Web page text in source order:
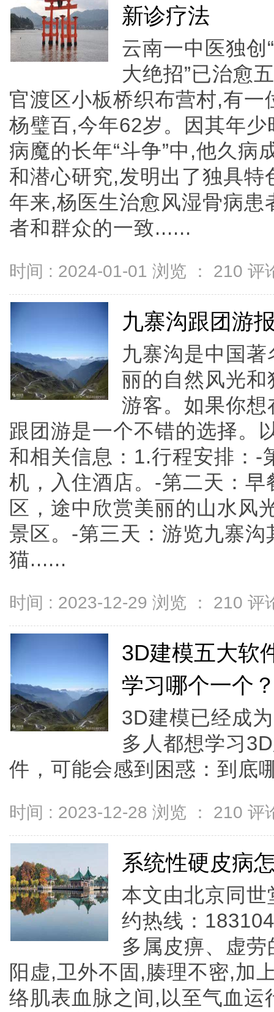
新诊疗法
云南一中医独创
大绝招”已治愈
官渡区小板桥织布营村,有
杨璧百,今年62岁。因其年
病魔的长年“斗争”中,他久病
和潜心研究,发明出了独具
年来,杨医生治愈风湿骨病
者和群众的一致......
时间 : 2024-01-01 浏览 ： 210 评
九寨沟跟团游
九寨沟是中国
丽的自然风光
游客。如果你
跟团游是一个不错的选择。
和相关信息：1.行程安排：-
机，入住酒店。-第二天：
区，途中欣赏美丽的山水风
景区。-第三天：游览九寨
猫......
时间 : 2023-12-29 浏览 ： 210 评
3D建模五大软
学习哪个一个
3D建模已经成
多人都想学习
件，可能会感到困惑：到底
时间 : 2023-12-28 浏览 ： 210 评
系统性硬皮病
本文由北京同
约热线：
多属皮痹、虚
阳虚,卫外不固,腠理不密,加
络肌表血脉之间,以至气血